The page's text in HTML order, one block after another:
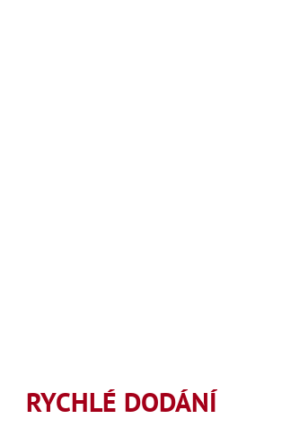
RYCHLÉ DODÁNÍ